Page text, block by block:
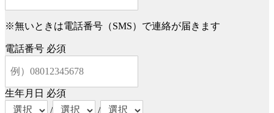
※無いときは電話番号（SMS）で連絡が届きます
電話番号 必須
生年月日 必須
/
/